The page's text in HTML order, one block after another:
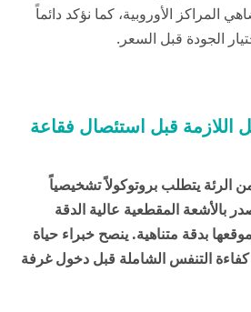
المراكز الأوروبية، كما نؤكد دائماً
الجودة قبل السعر.
اللازمة قبل استئصال فقاعة
الرئة يتطلب بروتوكولاً تشخيصياً
بالأشعة المقطعية عالية الدقة
بدقة متناهية. ينصح خبراء حياة
التنفس الشاملة قبل دخول غرفة